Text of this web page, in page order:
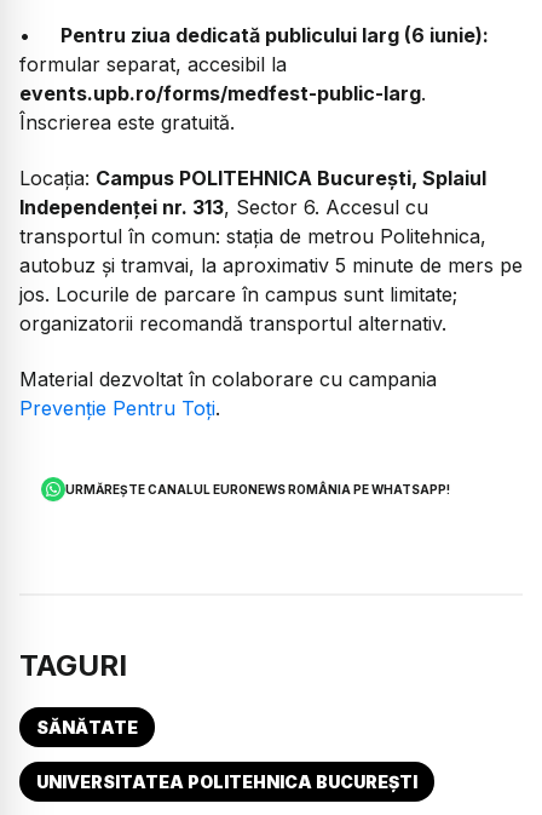
• Pentru ziua dedicată publicului larg (6 iunie):
formular separat, accesibil la
events.upb.ro/forms/medfest-public-larg.
Înscrierea este gratuită.
Locația: Campus POLITEHNICA București, Splaiul
Independenței nr. 313, Sector 6. Accesul cu
transportul în comun: stația de metrou Politehnica,
autobuz și tramvai, la aproximativ 5 minute de mers pe
jos. Locurile de parcare în campus sunt limitate;
organizatorii recomandă transportul alternativ.
Material dezvoltat în colaborare cu campania
Prevenție Pentru Toți.
URMĂREȘTE CANALUL EURONEWS ROMÂNIA PE WHATSAPP!
TAGURI
SĂNĂTATE
UNIVERSITATEA POLITEHNICA BUCUREȘTI